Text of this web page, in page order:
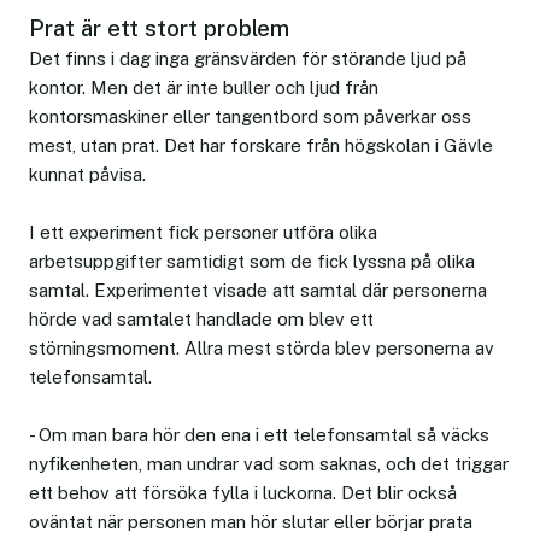
Prat är ett stort problem
Det finns i dag inga gränsvärden för störande ljud på
kontor. Men det är inte buller och ljud från
kontorsmaskiner eller tangentbord som påverkar oss
mest, utan prat. Det har forskare från högskolan i Gävle
kunnat påvisa.
I ett experiment fick personer utföra olika
arbetsuppgifter samtidigt som de fick lyssna på olika
samtal. Experimentet visade att samtal där personerna
hörde vad samtalet handlade om blev ett
störningsmoment. Allra mest störda blev personerna av
telefonsamtal.
- Om man bara hör den ena i ett telefonsamtal så väcks
nyfikenheten, man undrar vad som saknas, och det triggar
ett behov att försöka fylla i luckorna. Det blir också
oväntat när personen man hör slutar eller börjar prata